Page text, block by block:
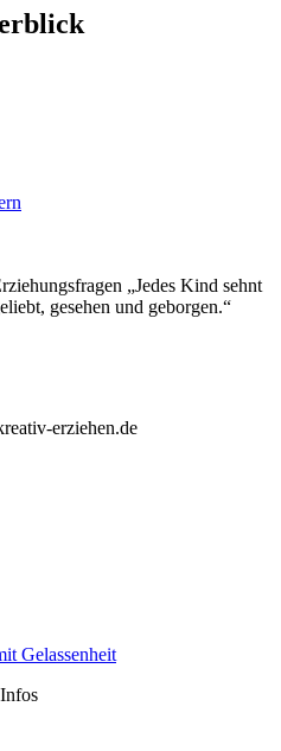
„Jedes Kind sehnt
gesehen und geborgen.“
erziehen.de